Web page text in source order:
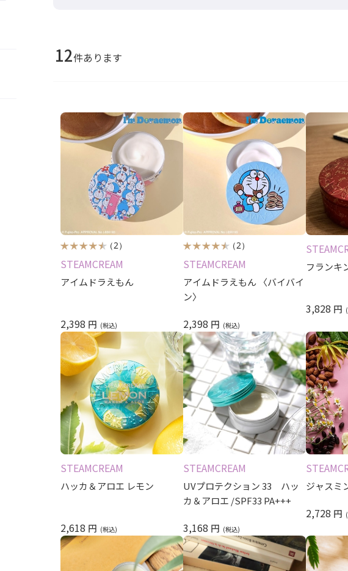
12件あります
（2）
STEAMCREAM
アイムドラえもん
2,398 円
（2）
STEAMCREAM
アイムドラえもん 〈バイバイ
ン〉
2,398 円
フランキ
3,828 円
STEAMCREAM
ハッカ＆アロエ レモン
2,618 円
STEAMCREAM
UVプロテクション 33 ハッ
カ＆アロエ /SPF33 PA+++
3,168 円
ジャスミ
2,728 円